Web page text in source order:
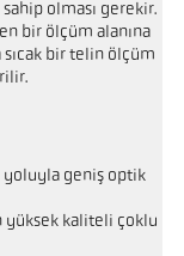
olması gerekir.
bir ölçüm alanına
sıcak bir telin ölçüm
yoluyla geniş optik
yüksek kaliteli çoklu